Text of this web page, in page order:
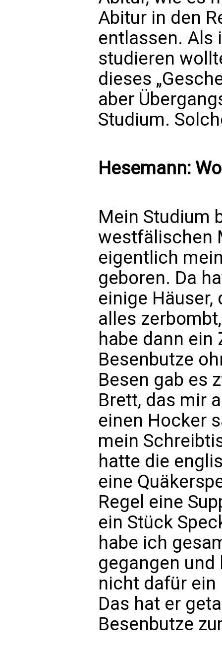
Abitur in den
entlassen. Als
studieren
dieses
aber
Studium.
Hesemann:
Mein Studium
westfälischen
eigentlich
geboren. Da
einige
alles
habe dann ein
Besenbutze
Besen gab es
Brett, das mir
einen Hocker
mein
hatte die
eine
Regel eine
ein Stück
habe ich
gegangen und
nicht dafür ein
Das hat er
Besenbutze